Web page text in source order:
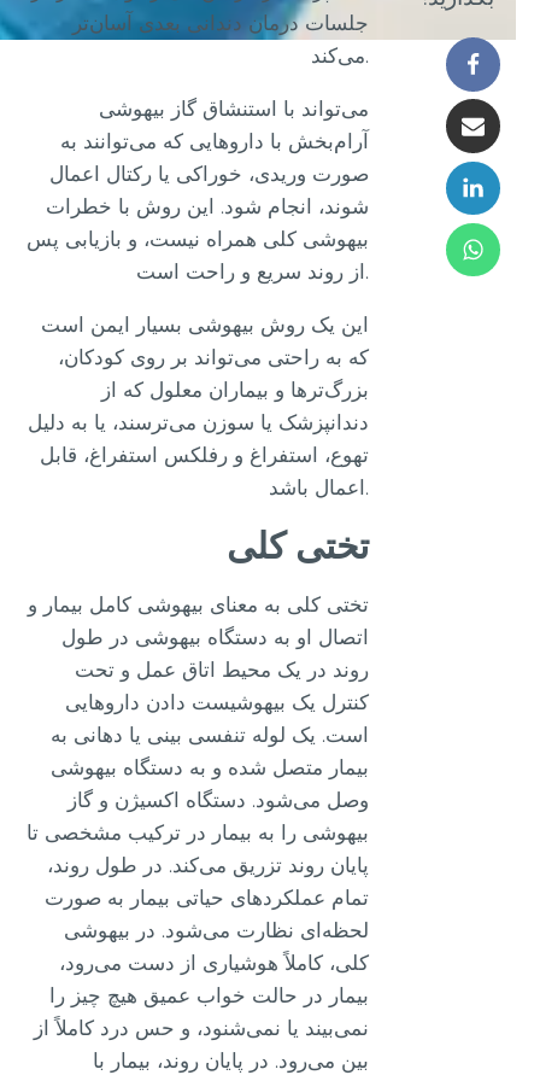
جلسات درمان دندانی بعدی آسان‌تر
می‌تواند با استنشاق گاز بیهوشی
آرام‌بخش با داروهایی که می‌توانند به
صورت وریدی، خوراکی یا رکتال اعمال
شوند، انجام شود. این روش با خطرات
بیهوشی کلی همراه نیست، و بازیابی پس
این یک روش بیهوشی بسیار ایمن است
که به راحتی می‌تواند بر روی کودکان،
بزرگ‌ترها و بیماران معلول که از
دندانپزشک یا سوزن می‌ترسند، یا به دلیل
تهوع، استفراغ و رفلکس استفراغ، قابل
تختی کلی
تختی کلی به معنای بیهوشی کامل بیمار و
اتصال او به دستگاه بیهوشی در طول
روند در یک محیط اتاق عمل و تحت
کنترل یک بیهوشیست دادن داروهایی
است. یک لوله تنفسی بینی یا دهانی به
بیمار متصل شده و به دستگاه بیهوشی
وصل می‌شود. دستگاه اکسیژن و گاز
بیهوشی را به بیمار در ترکیب مشخصی تا
پایان روند تزریق می‌کند. در طول روند،
تمام عملکردهای حیاتی بیمار به صورت
لحظه‌ای نظارت می‌شود. در بیهوشی
کلی، کاملاً هوشیاری از دست می‌رود،
بیمار در حالت خواب عمیق هیچ چیز را
نمی‌بیند یا نمی‌شنود، و حس درد کاملاً از
بین می‌رود. در پایان روند، بیمار با